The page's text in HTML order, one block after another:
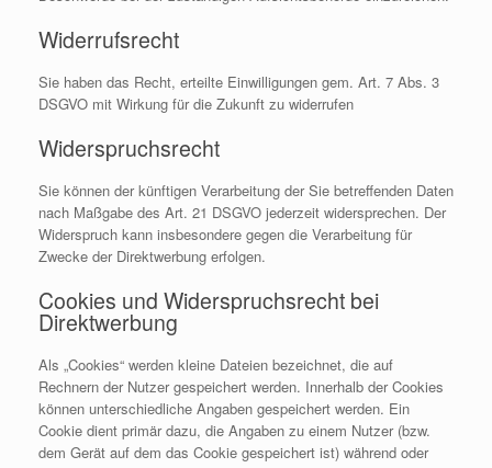
Widerrufsrecht
Sie haben das Recht, erteilte Einwilligungen gem. Art. 7 Abs. 3
DSGVO mit Wirkung für die Zukunft zu widerrufen
Widerspruchsrecht
Sie können der künftigen Verarbeitung der Sie betreffenden Daten
nach Maßgabe des Art. 21 DSGVO jederzeit widersprechen. Der
Widerspruch kann insbesondere gegen die Verarbeitung für
Zwecke der Direktwerbung erfolgen.
Cookies und Widerspruchsrecht bei
Direktwerbung
Als „Cookies“ werden kleine Dateien bezeichnet, die auf
Rechnern der Nutzer gespeichert werden. Innerhalb der Cookies
können unterschiedliche Angaben gespeichert werden. Ein
Cookie dient primär dazu, die Angaben zu einem Nutzer (bzw.
dem Gerät auf dem das Cookie gespeichert ist) während oder